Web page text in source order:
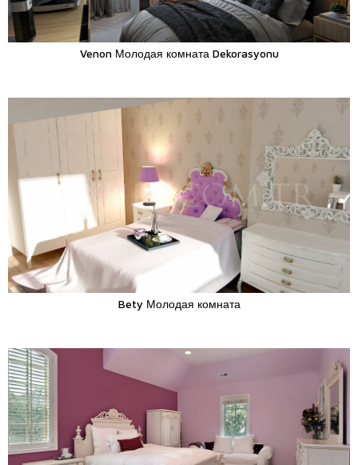
Venon Молодая комната Dekorasyonu
Bety Молодая комната